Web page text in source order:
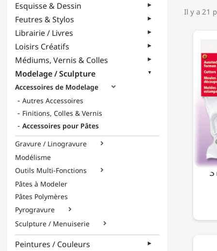
Esquisse & Dessin
Feutres & Stylos
Librairie / Livres
Loisirs Créatifs
Médiums, Vernis & Colles
Modelage / Sculpture
Accessoires de Modelage 
Autres Accessoires
Finitions, Colles & Vernis
Accessoires pour Pâtes
Gravure / Linogravure

Modélisme
Outils Multi-Fonctions

Pâtes à Modeler
Pâtes Polymères
Pyrogravure

Sculpture / Menuiserie 
Peintures / Couleurs
Il y a 21